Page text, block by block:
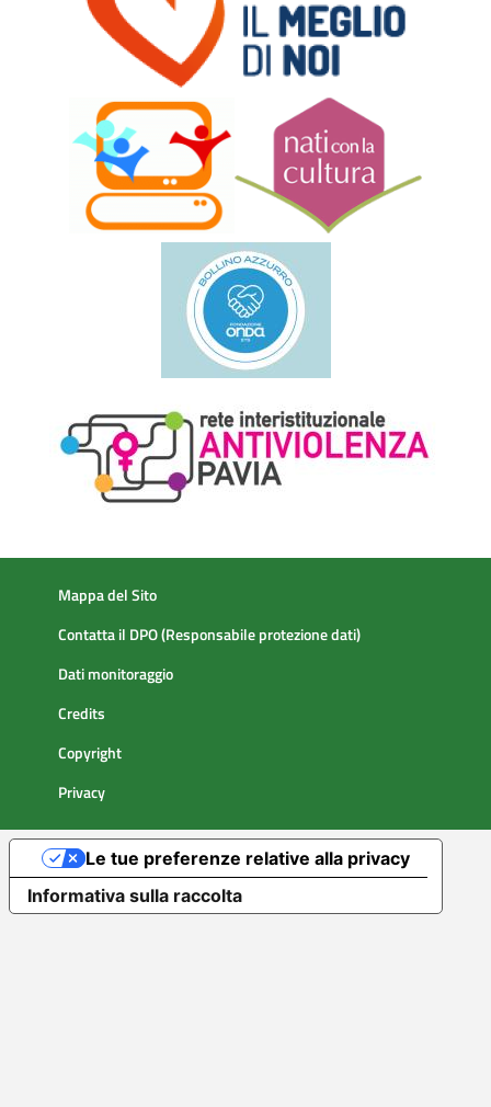
Mappa del Sito
Contatta il DPO (Responsabile protezione dati)
Dati monitoraggio
Credits
Copyright
Privacy
Informativa sulla raccolta
Le tue preferenze relative alla privacy